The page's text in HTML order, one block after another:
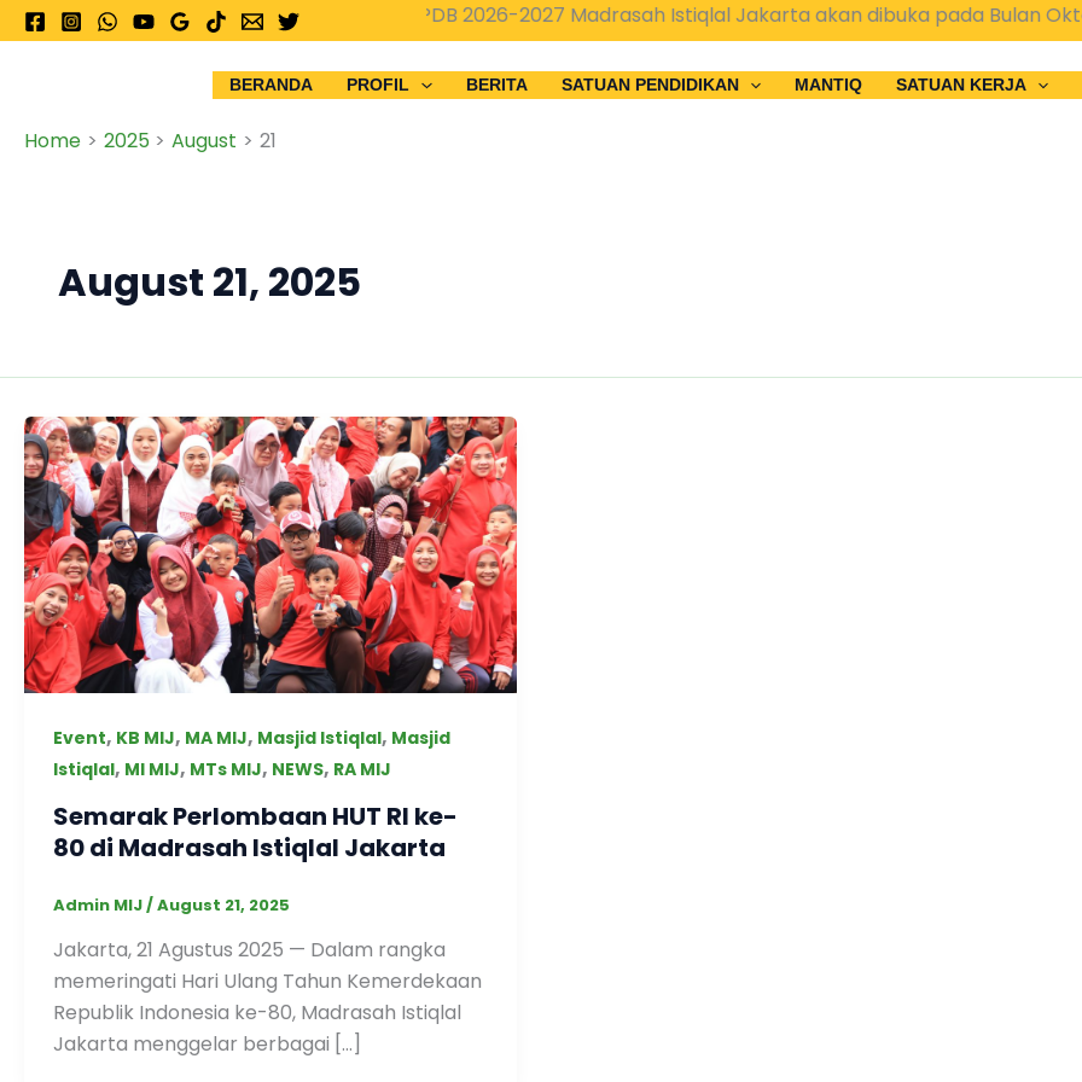
Skip
to
PPDB 2026-2027 Madrasah Istiqlal Jakarta akan dibuka pada Bulan
BERANDA PROFIL BERITA SATUAN PENDIDIKAN MANTIQ SATUAN KERJA
Home 2025 August 21
August 21, 2025
Event, KB MIJ, MA MIJ, Masjid Istiqlal, Masjid
Istiqlal, MI MIJ, MTs MIJ, NEWS, RA MIJ
Semarak Perlombaan HUT RI ke-
80 di Madrasah Istiqlal Jakarta
Admin MIJ/August 21, 2025
Jakarta, 21 Agustus 2025 — Dalam rangka
memeringati Hari Ulang Tahun Kemerdekaan
Republik Indonesia ke-80, Madrasah Istiqlal
Jakarta menggelar berbagai […]